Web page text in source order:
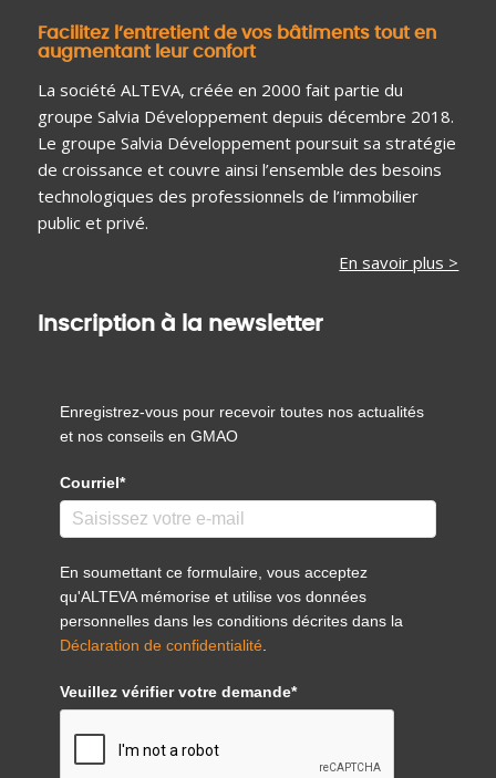
Facilitez l’entretient de vos bâtiments tout en
augmentant leur confort
La société ALTEVA, créée en 2000 fait partie du
groupe Salvia Développement depuis décembre 2018.
Le groupe Salvia Développement poursuit sa stratégie
de croissance et couvre ainsi l’ensemble des besoins
technologiques des professionnels de l’immobilier
public et privé.
En savoir plus >
Inscription à la newsletter
Enregistrez-vous pour recevoir toutes nos actualités
et nos conseils en GMAO
Courriel*
En soumettant ce formulaire, vous acceptez
qu'ALTEVA mémorise et utilise vos données
personnelles dans les conditions décrites dans la
Déclaration de confidentialité
Veuillez vérifier votre demande*